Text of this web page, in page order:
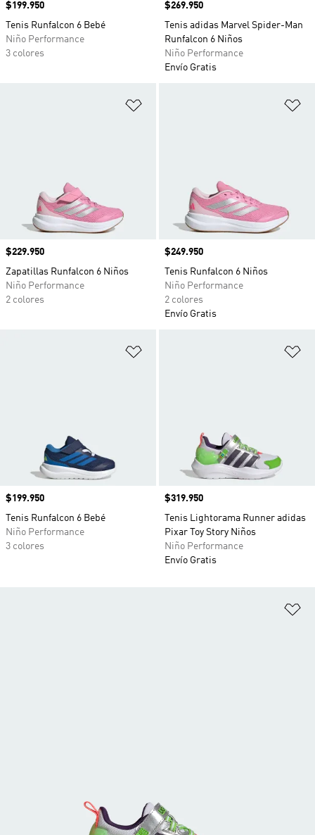
Precio
$199.950
Tenis Runfalcon 6 Bebé
Niño Performance
3 colores
Precio
$269.950
Tenis adidas Marvel Spider-Man
Runfalcon 6 Niños
Niño Performance
Envío Gratis
Precio
$229.950
Zapatillas Runfalcon 6 Niños
Niño Performance
2 colores
Precio
$249.950
Tenis Runfalcon 6 Niños
Niño Performance
2 colores
Envío Gratis
Precio
$199.950
Tenis Runfalcon 6 Bebé
Niño Performance
3 colores
Precio
$319.950
Tenis Lightorama Runner adidas
Pixar Toy Story Niños
Niño Performance
Envío Gratis